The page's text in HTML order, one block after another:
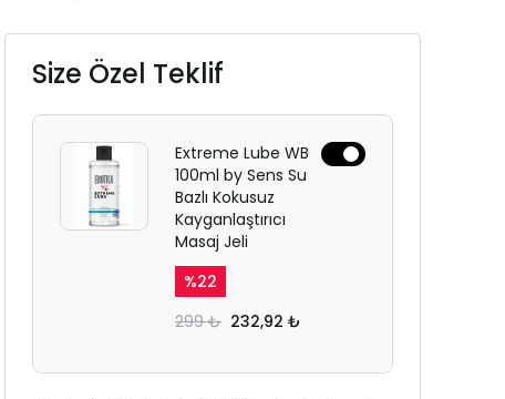
Size Özel Teklif
Extreme Lube WB
100ml by Sens Su
Bazlı Kokusuz
Kayganlaştırıcı
Masaj Jeli
%22
299 ₺ 232,92 ₺